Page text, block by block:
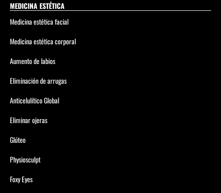
MEDICINA ESTÉTICA
Medicina estética facial
Medicina estética corporal
Aumento de labios
Eliminación de arrugas
Anticelulítico Global
Eliminar ojeras
Glúteo
Physiosculpt
Foxy Eyes